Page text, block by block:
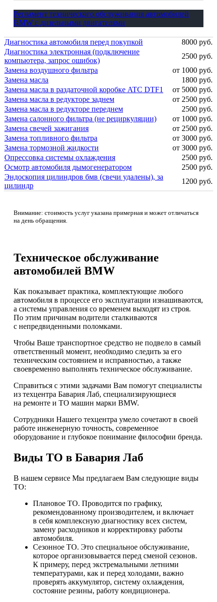
Регламент технического обслуживания автомобилей
BMW с дизельными двигателями
Диагностика автомобиля перед покупкой
8000 руб.
Диагностика электронная (подключение
компьютера, запрос ошибок)
2500 руб.
Замена воздушного фильтра
от 1000 руб.
Замена масла
1800 руб.
Замена масла в раздаточной коробке ATC DTF1
от 5000 руб.
Замена масла в редукторе заднем
от 2500 руб.
Замена масла в редукторе переднем
2500 руб.
Замена салонного фильтра (не рециркуляции)
от 1000 руб.
Замена свечей зажигания
от 2500 руб.
Замена топливного фильтра
от 3000 руб.
Замена тормозной жидкости
от 3000 руб.
Опрессовка системы охлаждения
2500 руб.
Осмотр автомобиля дымогенератором
2500 руб.
Эндоскопия цилиндров бмв (свечи удалены), за
цилиндр
1200 руб.
Внимание: стоимость услуг указана примерная и может отличаться
на день обращения.
Техническое обслуживание
автомобилей BMW
Как показывает практика, комплектующие любого
автомобиля в процессе его эксплуатации изнашиваются,
а системы управления со временем выходят из строя.
По этим причинам водители сталкиваются
с непредвиденными поломками.
Чтобы Ваше транспортное средство не подвело в самый
ответственный момент, необходимо следить за его
техническим состоянием и исправностью, а также
своевременно выполнять техническое обслуживание.
Справиться с этими задачами Вам помогут специалисты
из техцентра Бавария Лаб, специализирующиеся
на ремонте и ТО машин марки BMW.
Сотрудники Нашего техцентра умело сочетают в своей
работе инженерную точность, современное
оборудование и глубокое понимание философии бренда.
Виды ТО в Бавария Лаб
В нашем сервисе Мы предлагаем Вам следующие виды
ТО:
Плановое ТО. Проводится по графику,
рекомендованному производителем, и включает
в себя комплексную диагностику всех систем,
замену расходников и корректировку работы
автомобиля.
Сезонное ТО. Это специальное обслуживание,
которое организовывается перед сменой сезонов.
К примеру, перед экстремальными летними
температурами, как и перед холодами, важно
проверять аккумулятор, систему охлаждения,
состояние резины, работу кондиционера.